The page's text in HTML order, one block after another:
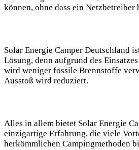
können, ohne dass ein Netzbetreiber
Solar Energie Camper Deutschland
Lösung, denn aufgrund des
wird weniger fossile Brennstoffe
Ausstoß wird reduziert.
Alles in allem bietet Solar Energie
einzigartige Erfahrung, die viele
herkömmlichen Campingmethoden